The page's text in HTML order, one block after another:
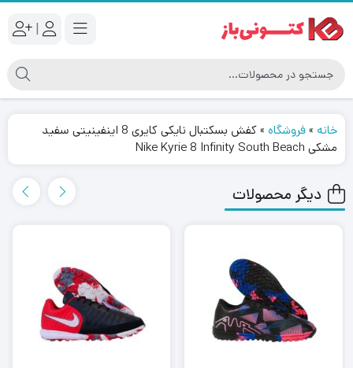
|
خانه »فروشگاه »
کفش بسکتبال نایکی کایری 8 اینفینیتی سفید
مشکی Nike Kyrie 8 Infinity South Beach
دیگر محصولات